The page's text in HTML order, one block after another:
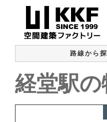
路線から
経堂駅